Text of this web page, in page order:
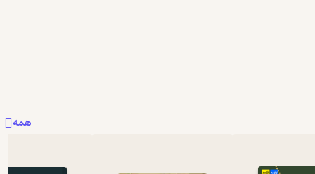
همه